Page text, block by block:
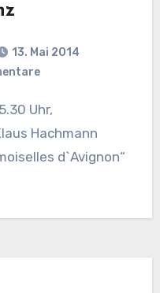
13. Mai 2014
Hachmann
d`Avignon“